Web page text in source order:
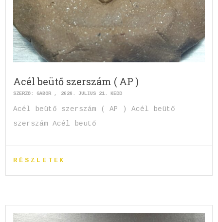
Acél beütő szerszám ( AP )
SZERZŐ:GABOR 2026. JÚLIUS 21. KEDD
Acél beütő szerszám ( AP ) Acél beütő
szerszám Acél beütő
RÉSZLETEK